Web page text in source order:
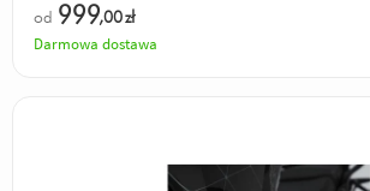
od 999,00zł
Darmowa dostawa